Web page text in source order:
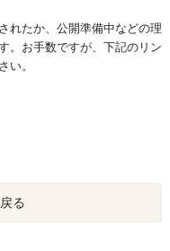
れたか、公開準備中などの理
。お手数ですが、下記のリン
い。
る